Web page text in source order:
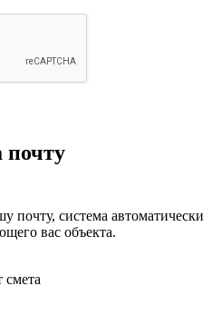
почту
почту, система автоматически
вас объекта.
смета